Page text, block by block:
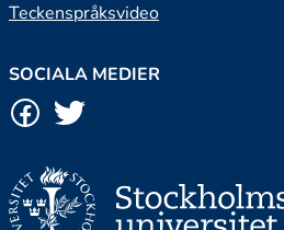
Teckenspråksvideo
SOCIALA MEDIER